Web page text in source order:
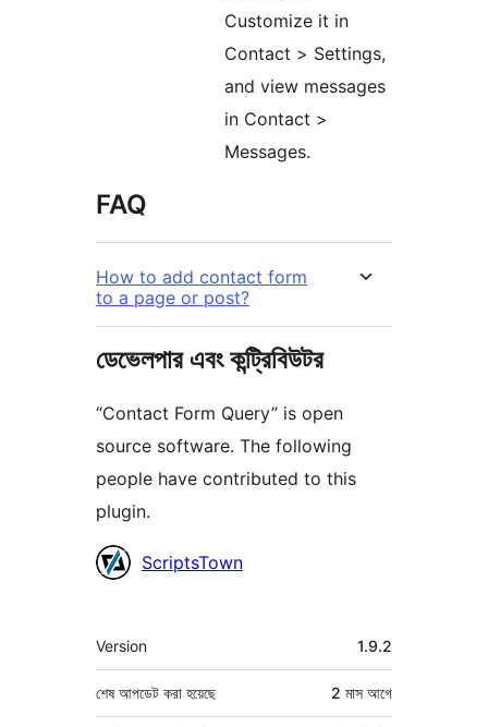
Customize it in
Contact > Settings,
and view messages
in Contact >
Messages.
FAQ
How to add contact form
to a page or post?
ডেভেলপার এবং কন্ট্রিবিউটর
“Contact Form Query” is open
source software. The following
people have contributed to this
plugin.
কন্ট্রিবিউটরScriptsTown
মেটা
Version 1.9.2
শেষ আপডেট করা হয়েছে 2 মাস আগে